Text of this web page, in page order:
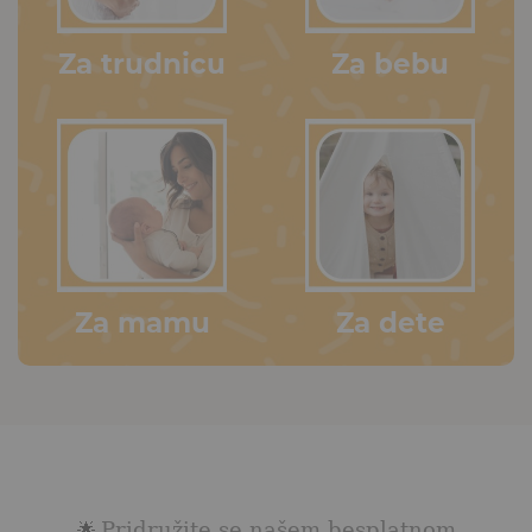
Za trudnicu Za bebu
Za mamu Za dete